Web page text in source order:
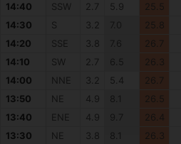
14:40
SSW 2.7 5.9 25.5
14:30
S 3.2 7.0 25.8
14:20
SSE 3.8 7.6 26.7
14:10
SW 2.7 6.5 26.3
14:00
NNE 3.2 5.4 26.7
13:50
NE 4.9 8.1 26.5
13:40
ENE 4.9 9.7 26.4
13:30
NE 3.8 8.1 26.3